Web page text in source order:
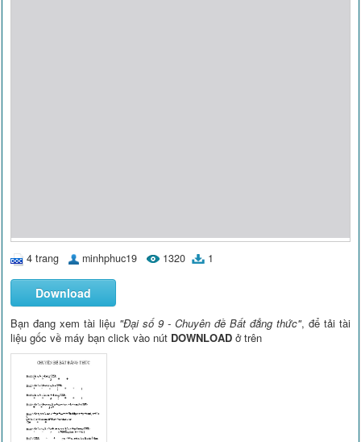
4 trang minhphuc19 1320 1
Download
Bạn đang xem tài liệu "Đại số 9 - Chuyên đề Bất đẳng thức", để tải tài
liệu gốc về máy bạn click vào nút DOWNLOAD ở trên